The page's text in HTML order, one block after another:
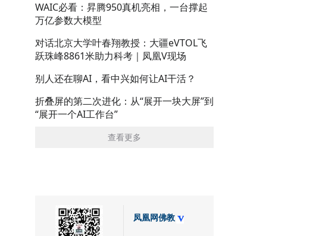
WAIC必看：昇腾950真机亮相，一台撑起
万亿参数大模型
对话北京大学叶春翔教授：大疆eVTOL飞
跃珠峰8861米助力科考｜凤凰V现场
别人还在聊AI，看中兴如何让AI干活？
折叠屏的第二次进化：从“展开一块大屏”到
“展开一个AI工作台”
查看更多
凤凰网佛教